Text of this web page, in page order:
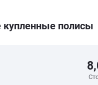
купленные полисы